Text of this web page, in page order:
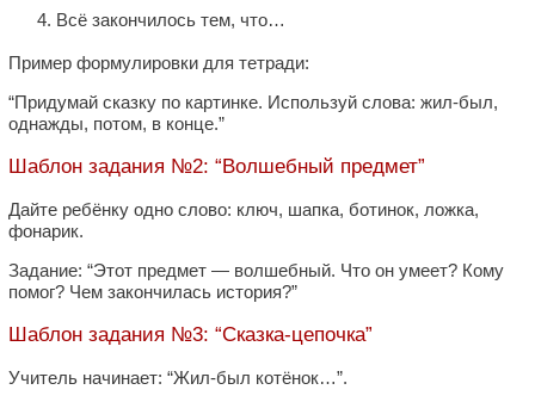
Всё закончилось тем, что…
Пример формулировки для тетради:
“Придумай сказку по картинке. Используй слова: жил-был,
однажды, потом, в конце.”
Шаблон задания №2: “Волшебный предмет”
Дайте ребёнку одно слово: ключ, шапка, ботинок, ложка,
фонарик.
Задание: “Этот предмет — волшебный. Что он умеет? Кому
помог? Чем закончилась история?”
Шаблон задания №3: “Сказка-цепочка”
Учитель начинает: “Жил-был котёнок…”.